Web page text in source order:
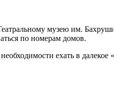
музею им.
по номерам домов.
ехать в далекое